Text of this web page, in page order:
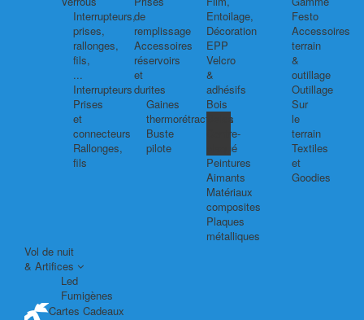
Interrupteurs,
prises,
rallonges,
fils,
...
Interrupteurs
Prises
et
connecteurs
Rallonges,
fils
de
remplissage
Accessoires
réservoirs
et
durites
Gaines
thermorétractables
Buste
pilote
Entoilage,
Décoration
EPP
Velcro
&
adhésifs
Bois
Balsa
Contre-
plaqué
Peintures
Aimants
Matériaux
composites
Plaques
métalliques
Festo
Accessoires
terrain
&
outillage
Outillage
Sur
le
terrain
Textiles
et
Goodies
Vol de nuit
& Artifices
Led
Fumigènes
Cartes Cadeaux